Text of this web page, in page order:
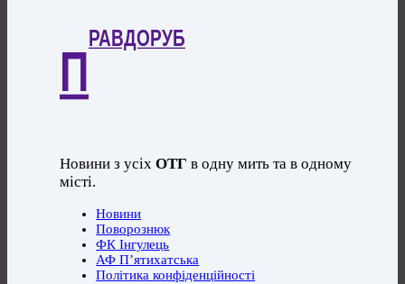
П
РАВДОРУБ
Новини з усіхОТГ в одну мить та в одному
місті.
Новини
Поворознюк
ФК Інгулець
АФ П’ятихатська
Політика конфіденційності